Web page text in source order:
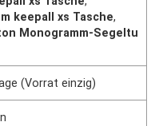
keepall xs Tasche,
Monogramm-Segeltu
(Vorrat einzig)